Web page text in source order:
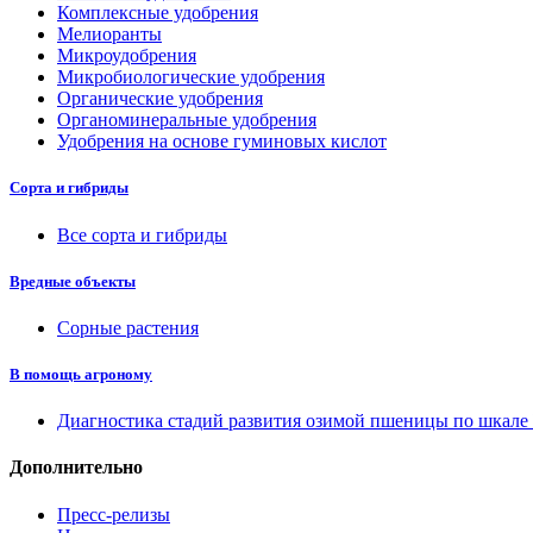
Комплексные удобрения
Мелиоранты
Микроудобрения
Микробиологические удобрения
Органические удобрения
Органоминеральные удобрения
Удобрения на основе гуминовых кислот
Сорта и гибриды
Все сорта и гибриды
Вредные объекты
Сорные растения
В помощь агроному
Диагностика стадий развития озимой пшеницы по
Дополнительно
Пресс-релизы